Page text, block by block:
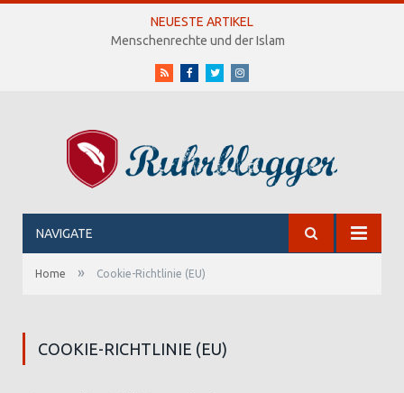
NEUESTE ARTIKEL
Menschenrechte und der Islam
RSS FacebookTwitterInstagram
NAVIGATE
Home » Cookie-Richtlinie (EU)
COOKIE-RICHTLINIE (EU)